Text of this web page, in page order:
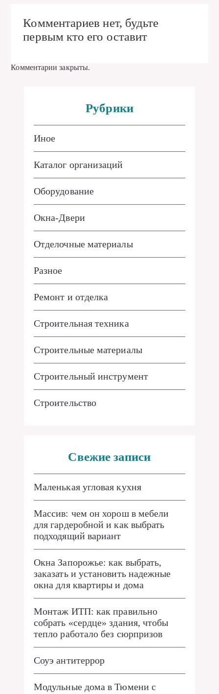
Комментариев нет, будьте
первым кто его оставит
Комментарии закрыты.
Рубрики
Иное
Каталог организаций
Оборудование
Окна-Двери
Отделочные материалы
Разное
Ремонт и отделка
Строительная техника
Строительные материалы
Строительный инструмент
Строительство
Свежие записи
Маленькая угловая кухня
Массив: чем он хорош в мебели
для гардеробной и как выбрать
подходящий вариант
Окна Запорожье: как выбрать,
заказать и установить надежные
окна для квартиры и дома
Монтаж ИТП: как правильно
собрать «сердце» здания, чтобы
тепло работало без сюрпризов
Соуэ антитеррор
Модульные дома в Тюмени с